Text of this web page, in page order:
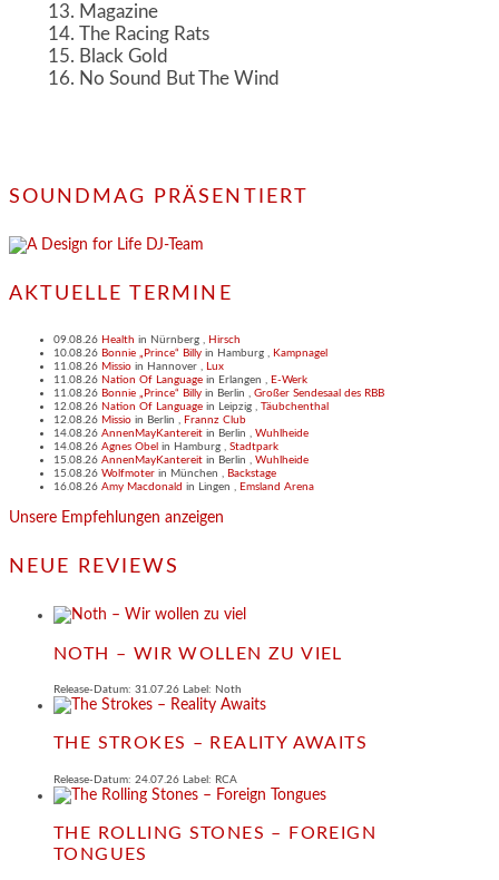
Magazine
The Racing Rats
Black Gold
No Sound But The Wind
SOUNDMAG PRÄSENTIERT
AKTUELLE TERMINE
09.08.26 Health in Nürnberg , Hirsch
10.08.26 Bonnie „Prince“ Billy in Hamburg , Kampnagel
11.08.26 Missio in Hannover , Lux
11.08.26 Nation Of Language in Erlangen , E-Werk
11.08.26 Bonnie „Prince“ Billy in Berlin , Großer Sendesaal des RBB
12.08.26 Nation Of Language in Leipzig , Täubchenthal
12.08.26 Missio in Berlin , Frannz Club
14.08.26 AnnenMayKantereit in Berlin , Wuhlheide
14.08.26 Agnes Obel in Hamburg , Stadtpark
15.08.26 AnnenMayKantereit in Berlin , Wuhlheide
15.08.26 Wolfmoter in München , Backstage
16.08.26 Amy Macdonald in Lingen , Emsland Arena
Unsere Empfehlungen anzeigen
NEUE REVIEWS
NOTH – WIR WOLLEN ZU VIEL
Release-Datum: 31.07.26 Label: Noth
THE STROKES – REALITY AWAITS
Release-Datum: 24.07.26 Label: RCA
THE ROLLING STONES – FOREIGN
TONGUES